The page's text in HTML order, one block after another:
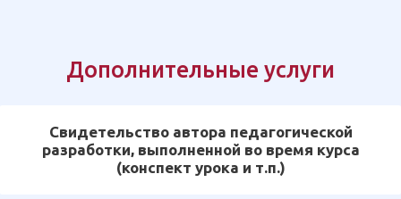
Дополнительные услуги
Свидетельство автора педагогической
разработки, выполненной во время курса
(конспект урока и т.п.)